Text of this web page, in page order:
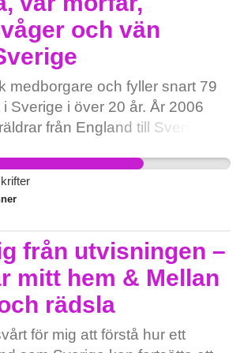
innan beslut fattas och
och vän
medborgare och fyller snart 79
Sverige i över 20 år. År 2006
från England till Sverige för
Sverige blev deras hem.
2017. Hon är begravd i Åmål
en stor del av hans liv och
nytt permanent
Orsaken till förseningen var
sjukdom och sorg. Han
och kämpade med förlusten av
tidigare beviljats ​​permanent
från utvisningen –
mitt hem & Mellan
rädsla
för mig att förstå hur ett